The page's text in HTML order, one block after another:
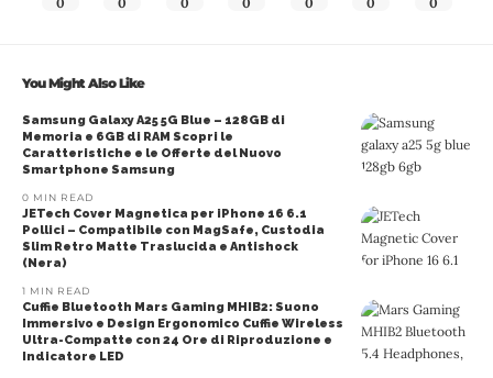
You Might Also Like
Samsung Galaxy A25 5G Blue – 128GB di
Memoria e 6GB di RAM Scopri le
Caratteristiche e le Offerte del Nuovo
Smartphone Samsung
0 MIN READ
JETech Cover Magnetica per iPhone 16 6.1
Pollici – Compatibile con MagSafe, Custodia
Slim Retro Matte Traslucida e Antishock
(Nera)
1 MIN READ
Cuffie Bluetooth Mars Gaming MHIB2: Suono
Immersivo e Design Ergonomico Cuffie Wireless
Ultra-Compatte con 24 Ore di Riproduzione e
Indicatore LED